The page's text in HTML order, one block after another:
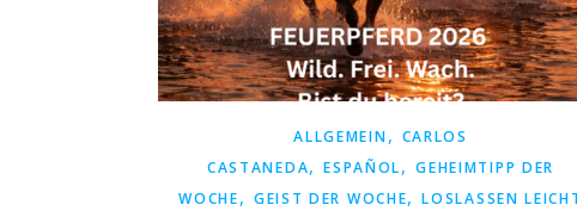
ALLGEMEIN, CARLOS
CASTANEDA,ESPAÑOL,GEHEIMTIPP DER
WOCHE, GEIST DER WOCHE,LOSLASSEN